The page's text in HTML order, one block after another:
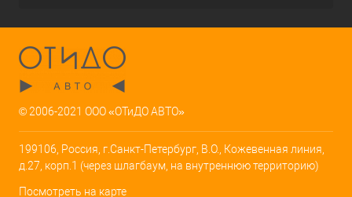
© 2006-2021 ООО «ОТиДО АВТО»
199106, Россия, г.Санкт-Петербург, В.О., Кожевенная линия,
д.27, корп.1 (через шлагбаум, на внутреннюю территорию)
Посмотреть на карте